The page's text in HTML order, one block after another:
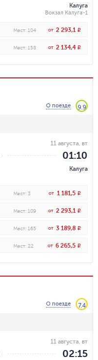
Калуга
Вокзал Калуга-1
Мест: 104 от 2 293,1 R
Мест: 158 от 2 134,4 R
О поезде 9.9
11 августа, вт
01:10
Калуга
Мест: 3 от 1 181,5 R
Мест: 109 от 2 293,1 R
Мест: 165 от 3 189,8 R
Мест: 22 от 6 265,5 R
О поезде 7.4
11 августа, вт
02:15